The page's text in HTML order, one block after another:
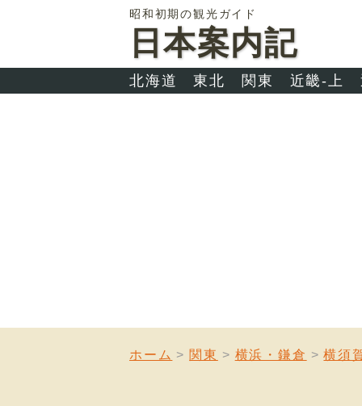
昭和初期の観光ガイド
日本案内記
北海道 東北 関東 近畿-上
ホーム 関東 横浜・鎌倉 横須